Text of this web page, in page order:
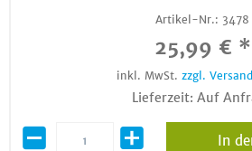
Artikel-Nr.: 3478
25,99 € *
inkl. MwSt. zzgl.
Lieferzeit: Auf
In